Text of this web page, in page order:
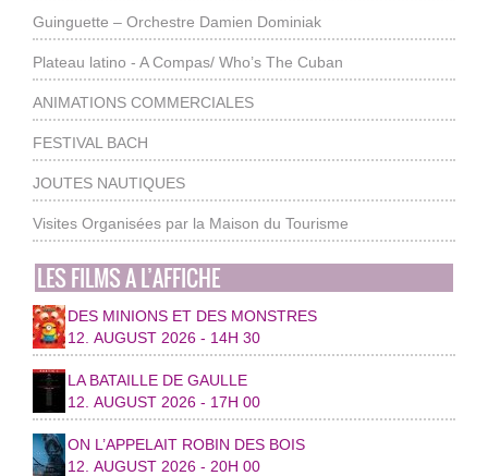
Guinguette – Orchestre Damien Dominiak
Plateau latino - A Compas/ Who’s The Cuban
ANIMATIONS COMMERCIALES
FESTIVAL BACH
JOUTES NAUTIQUES
Visites Organisées par la Maison du Tourisme
LES FILMS A L’AFFICHE
DES MINIONS ET DES MONSTRES
12. AUGUST 2026 - 14H 30
LA BATAILLE DE GAULLE
12. AUGUST 2026 - 17H 00
ON L’APPELAIT ROBIN DES BOIS
12. AUGUST 2026 - 20H 00